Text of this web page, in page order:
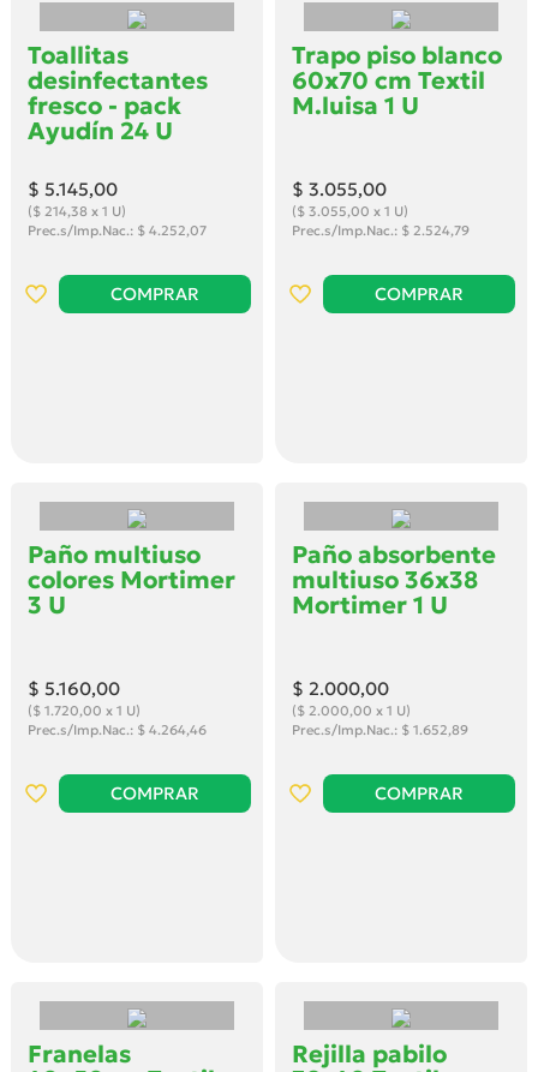
Toallitas
desinfectantes
fresco - pack
Ayudín 24 U
$ 5.145,00
($ 214,38 x 1 U)
Prec.s/Imp.Nac.: $ 4.252,07
COMPRAR
Trapo piso blanco
60x70 cm Textil
M.luisa 1 U
$ 3.055,00
($ 3.055,00 x 1 U)
Prec.s/Imp.Nac.: $ 2.524,79
COMPRAR
Paño multiuso
colores Mortimer
3 U
$ 5.160,00
($ 1.720,00 x 1 U)
Prec.s/Imp.Nac.: $ 4.264,46
COMPRAR
Paño absorbente
multiuso 36x38
Mortimer 1 U
$ 2.000,00
($ 2.000,00 x 1 U)
Prec.s/Imp.Nac.: $ 1.652,89
COMPRAR
Franelas
Rejilla pabilo